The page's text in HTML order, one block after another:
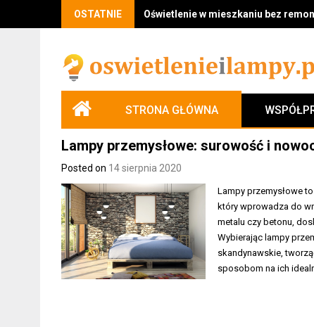
OSTATNIE Oświetlenie w mieszkaniu bez
STRONA GŁÓWNA
Lampy przemysłowe: surowość i
Posted on 14 sierpnia 2020
Lampy przemysłowe
który wprowadza do
metalu czy betonu,
Wybierając lampy
skandynawskie,
sposobom na ich